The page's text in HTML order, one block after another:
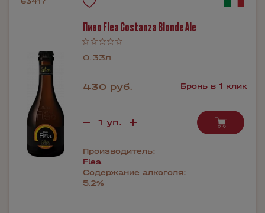
Пиво Flea Costanza Blonde Ale
0.33л
430 руб. Бронь в 1 клик
Производитель:
Flea
Содержание алкоголя:
5.2%